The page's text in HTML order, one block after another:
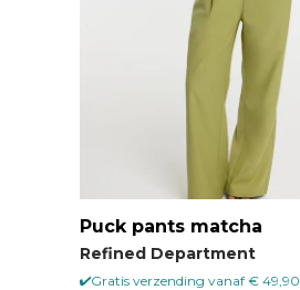
Puck pants matcha
Refined Department
Gratis verzending vanaf € 49,90